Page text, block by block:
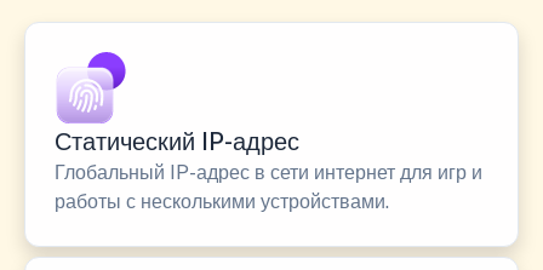
Статический IP-адрес
Глобальный IP-адрес в сети интернет для игр и
работы с несколькими устройствами.